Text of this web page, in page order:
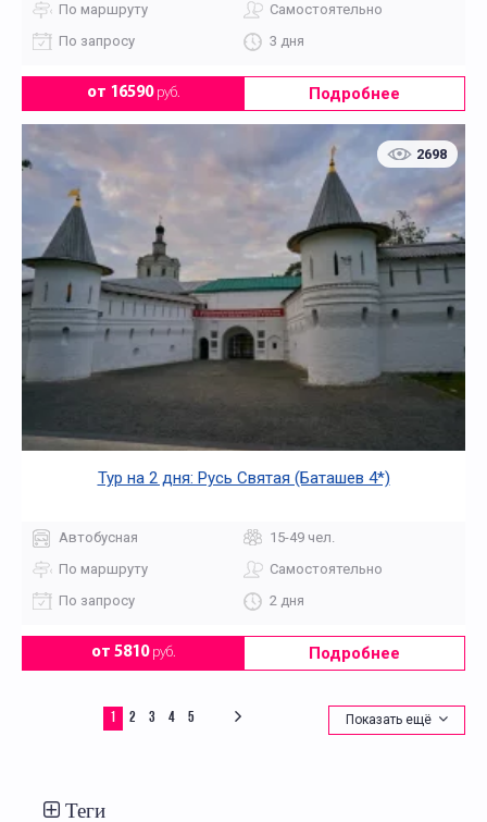
По маршруту
Самостоятельно
По запросу
3 дня
от 16590руб. Подробнее
2698
Тур на 2 дня: Русь Святая (Баташев 4*)
Автобусная
15-49 чел.
По маршруту
Самостоятельно
По запросу
2 дня
от 5810руб. Подробнее
1 2 3 4 5 Показать ещё
Теги